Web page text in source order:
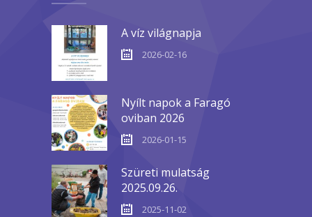
A víz világnapja
2026-02-16
Nyílt napok a Faragó
oviban 2026
2026-01-15
Szüreti mulatság
2025.09.26.
2025-11-02